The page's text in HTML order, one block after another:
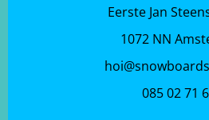
Eerste Jan
1072 NN
085 02 71